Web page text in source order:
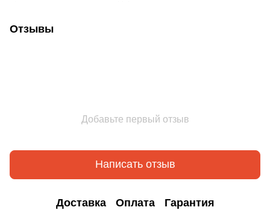
Отзывы
Добавьте первый отзыв
Написать отзыв
Доставка Оплата Гарантия